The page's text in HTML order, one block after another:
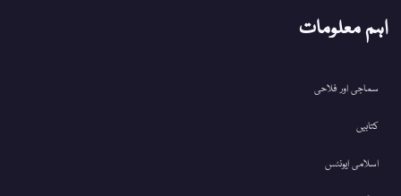
اہم معلومات
سماجی اور فلاحی
کتابیں
اسلامی ایونٹس